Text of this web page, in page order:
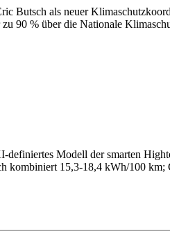
Butsch als neuer
90 % über die Nationale
Modell der smarten
15,3-18,4 kWh/100